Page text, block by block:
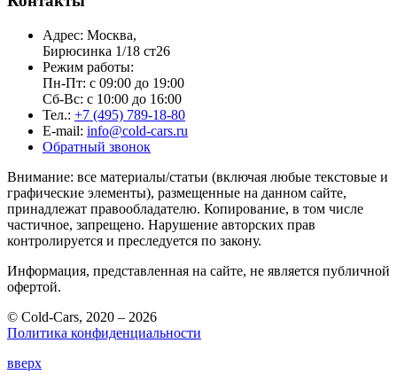
Адрес: Москва,
Бирюсинка 1/18 ст26 ​
Режим работы:
Пн-Пт: с 09:00 до 19:00
Сб-Вс: с 10:00 до 16:00
Тел.: +7 (495) 789-18-80
E-mail: info@cold-cars.ru
Обратный звонок
Внимание: все материалы/статьи (включая любые текстовые и
графические элементы), размещенные на данном сайте,
принадлежат правообладателю. Копирование, в том числе
частичное, запрещено. Нарушение авторских прав
контролируется и преследуется по закону.
Информация, представленная на сайте, не является публичной
офертой.
© Cold-Cars, 2020 – 2026
Политика конфиденциальности
вверх